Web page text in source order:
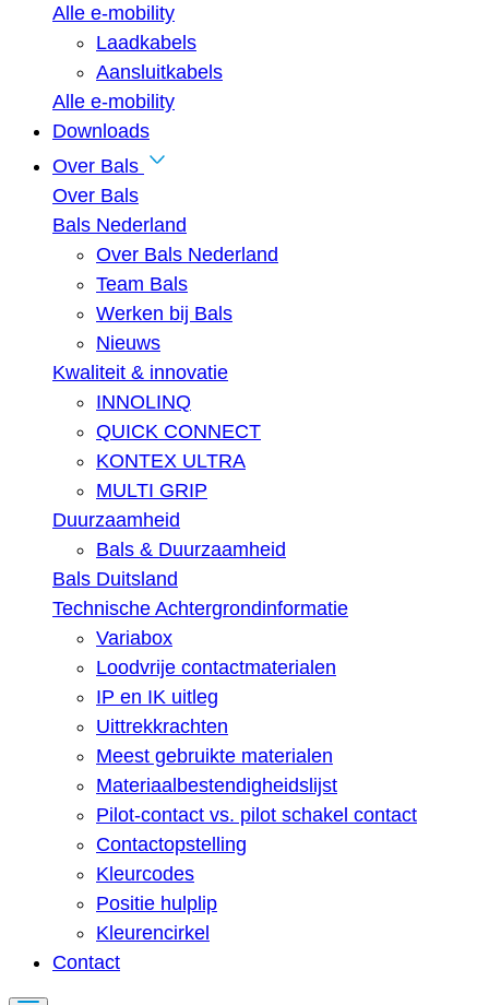
Alle e-mobility
Laadkabels
Aansluitkabels
Alle e-mobility
Downloads
Over Bals
Over Bals
Bals Nederland
Over Bals Nederland
Team Bals
Werken bij Bals
Nieuws
Kwaliteit & innovatie
INNOLINQ
QUICK CONNECT
KONTEX ULTRA
MULTI GRIP
Duurzaamheid
Bals & Duurzaamheid
Bals Duitsland
Technische Achtergrondinformatie
Variabox
Loodvrije contactmaterialen
IP en IK uitleg
Uittrekkrachten
Meest gebruikte materialen
Materiaalbestendigheidslijst
Pilot-contact vs. pilot schakel contact
Contactopstelling
Kleurcodes
Positie hulplip
Kleurencirkel
Contact